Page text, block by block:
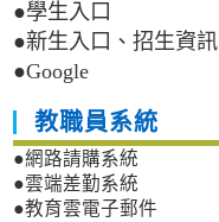
●學生入口
●新生入口、招生資訊
●Google
教職員系統
●網路請購系統
●雲端差勤系統
●教育雲電子郵件